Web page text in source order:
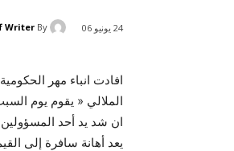
24 يونيو 06 By
Writer
الملالي « يقوم يوم
ان شد يد أحد المسؤولين
يعد أهانة سافرة إلى